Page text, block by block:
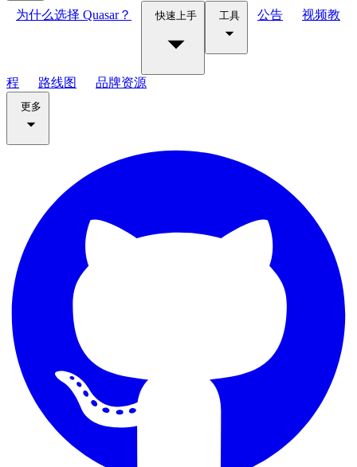
为什么选择 Quasar？ 快速上手 工具 公告 视频教
程 路线图 品牌资源
更多